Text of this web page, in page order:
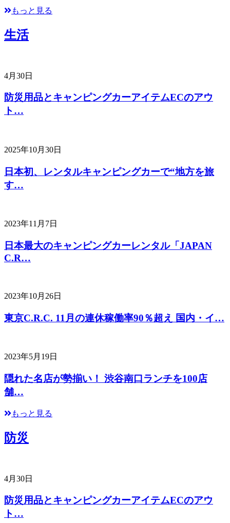
もっと見る
生活
4月30日
防災用品とキャンピングカーアイテムECのアウ
ト…
2025年10月30日
日本初、レンタルキャンピングカーで“地方を旅
す…
2023年11月7日
日本最大のキャンピングカーレンタル「JAPAN
C.R…
2023年10月26日
東京C.R.C. 11月の連休稼働率90％超え 国内・イ…
2023年5月19日
隠れた名店が勢揃い！ 渋谷南口ランチを100店
舗…
もっと見る
防災
4月30日
防災用品とキャンピングカーアイテムECのアウ
ト…